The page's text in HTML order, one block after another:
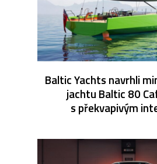
Baltic Yachts navrhli
jachtu Baltic 80
s překvapivým